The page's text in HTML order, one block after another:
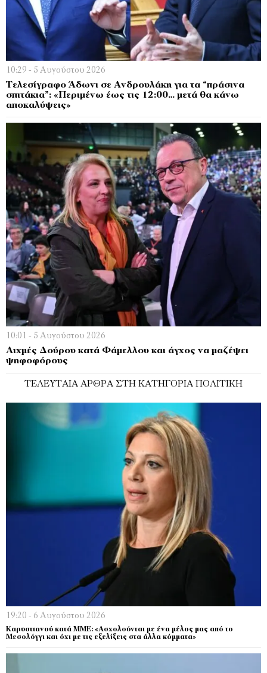
10:29 - 5 Αυγούστου 2026
Τελεσίγραφο Άδωνι σε Ανδρουλάκη για τα “πράσινα
σπιτάκια”: «Περιμένω έως τις 12:00… μετά θα κάνω
αποκαλύψεις»
10:01 - 5 Αυγούστου 2026
Αιχμές Δoύρου κατά Φάμελλου και άγχος να μαζέψει
ψηφοφόρους
ΤΕΛΕΥΤΑΊΑ ΆΡΘΡΑ ΣΤΗ ΚΑΤΗΓΟΡΊΑ ΠΟΛΙΤΙΚΉ
19:20 - 6 Αυγούστου 2026
Καρυστιανού κατά ΜΜΕ: «Ασχολούνται με ένα μέλος μας από το
Μεσολόγγι και όχι με τις εξελίξεις στα άλλα κόμματα»